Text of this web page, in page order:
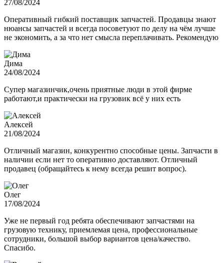
27/08/2024
Оперативный гибкий поставщик запчастей. Продавцы знают
нюансы запчастей и всегда посоветуют по делу на чём лучше
не экономить, а за что нет смысла переплачивать. Рекомендую
Дима
24/08/2024
Супер магазинчик,очень приятные люди в этой фирме
работают,и практически на грузовик всё у них есть
Алексей
21/08/2024
Отличный магазин, конкурентно способные цены. Запчасти в
наличии если нет то оперативно доставляют. Отличный
продавец (обращайтесь к нему всегда решит вопрос).
Олег
17/08/2024
Уже не первый год ребята обеспечивают запчастями на
грузовую технику, приемлемая цена, профессиональные
сотрудники, большой выбор вариантов цена/качество.
Спасибо.